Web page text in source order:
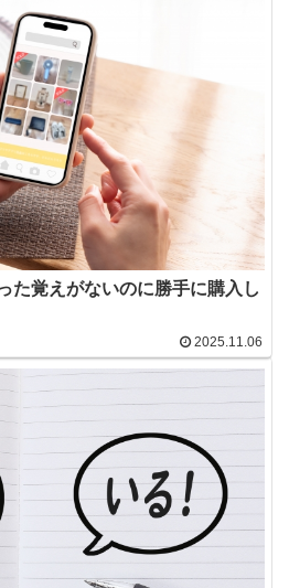
た覚えがないのに勝手に購入し
2025.11.06